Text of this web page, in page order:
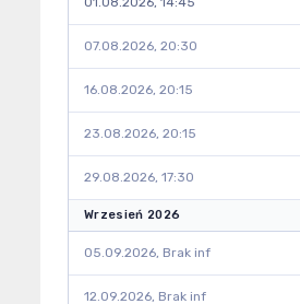
07.08.2026, 20:30
16.08.2026, 20:15
23.08.2026, 20:15
29.08.2026, 17:30
Wrzesień 2026
05.09.2026, Brak inf
12.09.2026, Brak inf